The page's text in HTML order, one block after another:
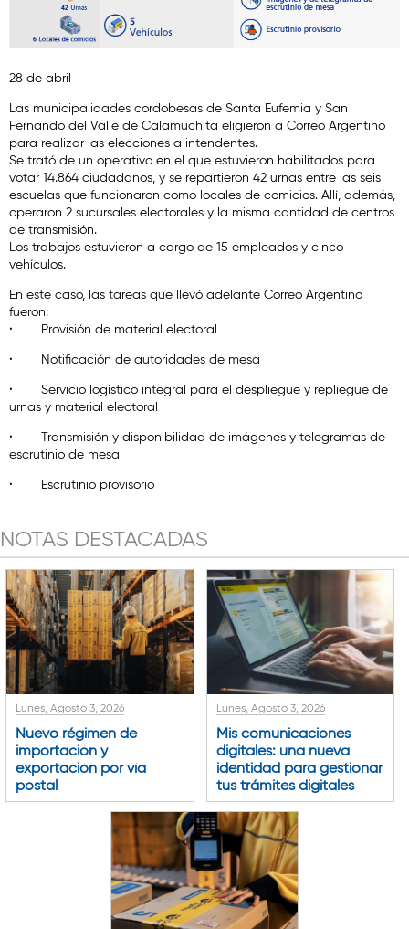
28 de abril
Las municipalidades cordobesas de Santa Eufemia y San
Fernando del Valle de Calamuchita eligieron a Correo Argentino
para realizar las elecciones a intendentes.
Se trató de un operativo en el que estuvieron habilitados para
votar 14.864 ciudadanos, y se repartieron 42 urnas entre las seis
escuelas que funcionaron como locales de comicios. Allí, además,
operaron 2 sucursales electorales y la misma cantidad de centros
de transmisión.
Los trabajos estuvieron a cargo de 15 empleados y cinco
vehículos.
En este caso, las tareas que llevó adelante Correo Argentino
fueron:
·
Provisión de material electoral
· Notificación de autoridades de mesa
· Servicio logístico integral para el despliegue y repliegue de
urnas y material electoral
· Transmisión y disponibilidad de imágenes y telegramas de
escrutinio de mesa
·
Escrutinio provisorio
NOTAS DESTACADAS
Lunes, Agosto 3, 2026
Nuevo régimen de
importación y
exportación por vía
postal
Lunes, Agosto 3, 2026
Mis comunicaciones
digitales: una nueva
identidad para gestionar
tus trámites digitales